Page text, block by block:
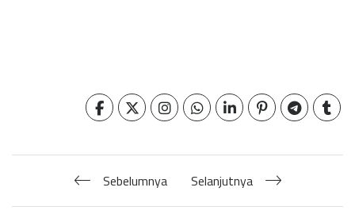
Sebelumnya Selanjutnya